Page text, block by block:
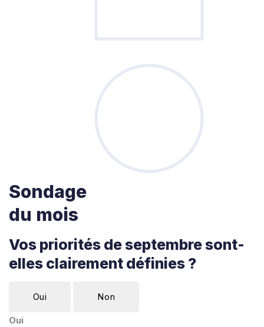
Sondage
du mois
Vos priorités de septembre sont-
elles clairement définies ?
Oui Non
Oui